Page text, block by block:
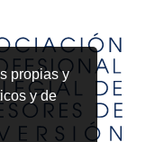
propias y
y de